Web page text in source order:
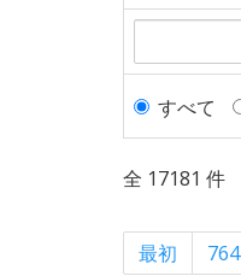
すべて
全 17181 件
最初 764